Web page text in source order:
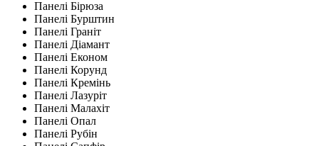
Панелі Бірюза
Панелі Бурштин
Панелі Граніт
Панелі Діамант
Панелі Економ
Панелі Корунд
Панелі Кремінь
Панелі Лазуріт
Панелі Малахіт
Панелі Опал
Панелі Рубін